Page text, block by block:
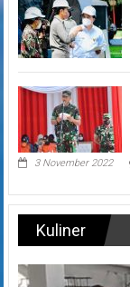
3 November 2022
Kuliner